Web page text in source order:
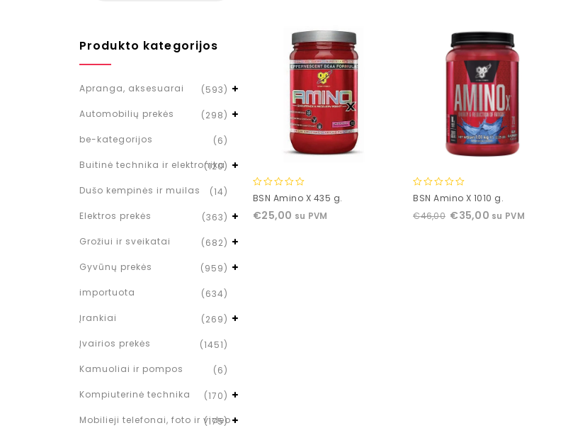
0
of
BSN Amino X 435 g.
€25,00 su PVM
0
of
BSN Amino X 1010 g.
€46,00 €35,00 su PVM
Produkto kategorijos
Apranga, aksesuarai
(593)
Automobilių prekės
(298)
be-kategorijos
(6)
Buitinė technika ir elektronika
(120)
Dušo kempinės ir muilas
(14)
Elektros prekės
(363)
Grožiui ir sveikatai
(682)
Gyvūnų prekės
(959)
importuota
(634)
Įrankiai
(269)
Įvairios prekės
(1451)
Kamuoliai ir pompos
(6)
Kompiuterinė technika
(170)
Mobilieji telefonai, foto ir video
(175)